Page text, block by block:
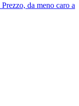
Prezzo, da meno caro a